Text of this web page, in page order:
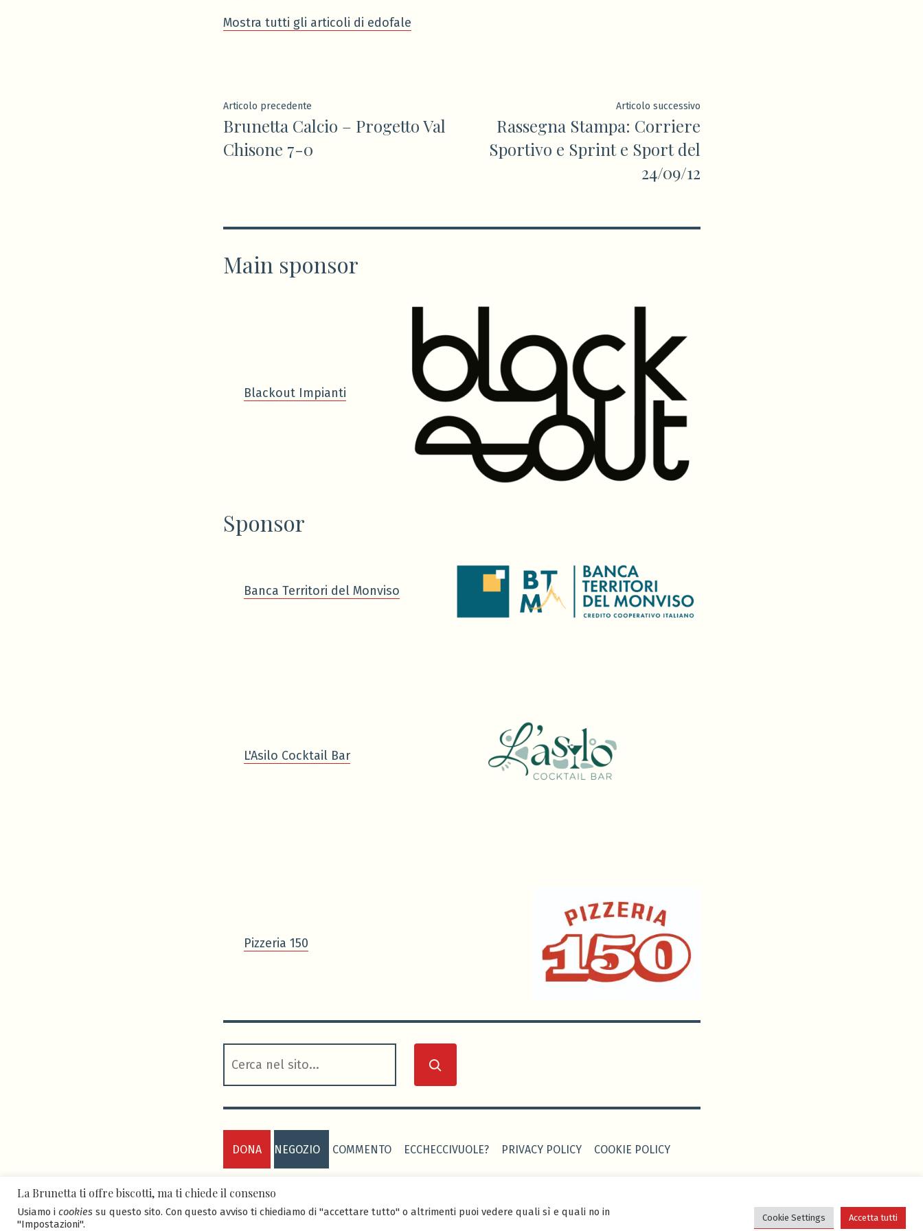
Mostra tutti gli articoli di edofale
Navigazione
articoli
Articolo precedenteArticolo
precedente:
Brunetta Calcio – Progetto Val
Chisone 7-0
Articolo successivoArticolo
successivo:
Rassegna Stampa: Corriere
Sportivo e Sprint e Sport del
24/09/12
Main sponsor
Blackout Impianti
Sponsor
Banca Territori del Monviso
L'Asilo Cocktail Bar
Pizzeria 150
DONA NEGOZIO COMMENTO ECCHECCIVUOLE? PRIVACY POLICY COOKIE POLICY
ASD BRUNETTA CALCIO
Faletti.
La Brunetta ti offre biscotti, ma ti chiede il consenso
Usiamo i cookies su questo sito. Con questo avviso ti chiediamo di "accettare tutto" o altrimenti puoi vedere quali sì e quali no in
"Impostazioni".
Cookie Settings Accetta tutti